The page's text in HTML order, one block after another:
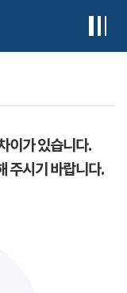
이가 있습니다.
주시기 바랍니다.